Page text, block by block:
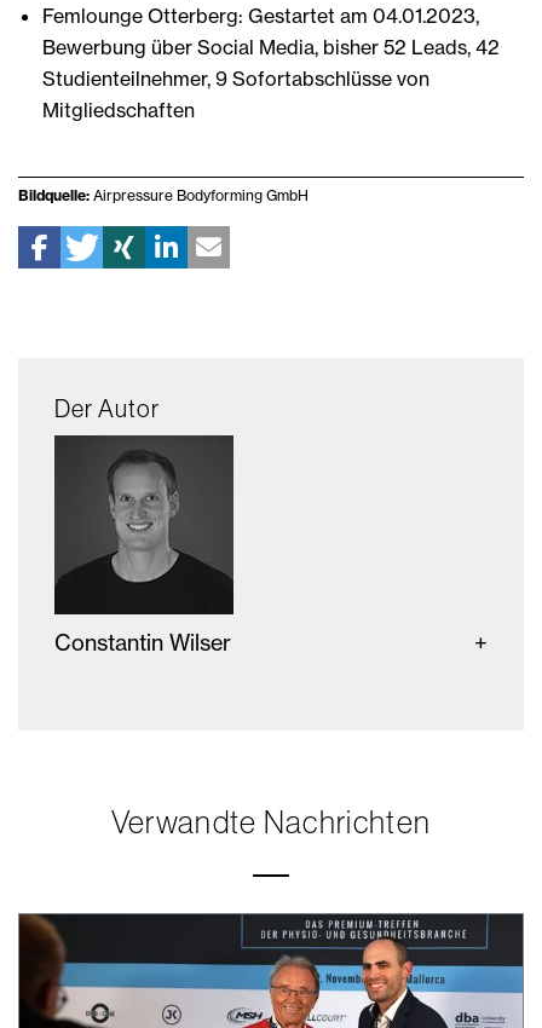
Femlounge Otterberg: Gestartet am 04.01.2023,
Bewerbung über Social Media, bisher 52 Leads, 42
Studienteilnehmer, 9 Sofortabschlüsse von
Mitgliedschaften
Bildquelle: Airpressure Bodyforming GmbH
Der Autor
Constantin Wilser
Verwandte Nachrichten